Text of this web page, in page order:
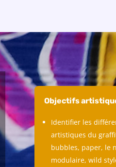
Objectifs
Identifier les
artistiques du
bubbles, paper, le
modulaire, wild